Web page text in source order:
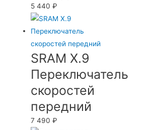
5 440₽
SRAM X.9
Переключатель
скоростей
передний
7 490₽